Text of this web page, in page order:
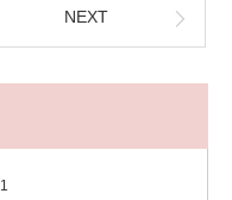
NEXT